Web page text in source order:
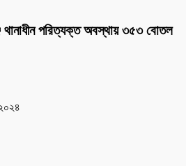
থানাধীন পরিত্যক্ত অবস্থায় ৩৫৩ বোতল